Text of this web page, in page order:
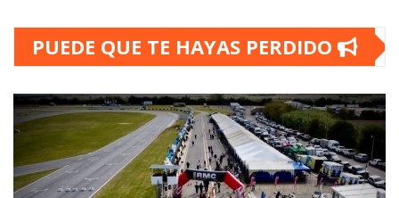
PUEDE QUE TE HAYAS PERDIDO